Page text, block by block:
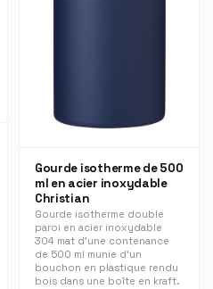
Gourde isotherme de 500
ml en acier inoxydable
Christian
Gourde isotherme double
paroi en acier inoxydable
304 mat d'une contenance
de 500 ml munie d'un
bouchon en plastique rendu
bois dans une boîte en kraft.